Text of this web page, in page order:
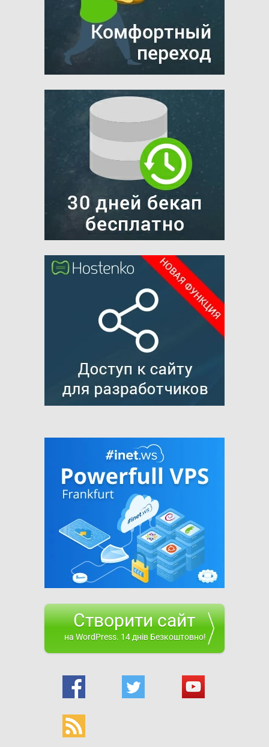
Створити сайт
на WordPress. 14 днів Безкоштовно!